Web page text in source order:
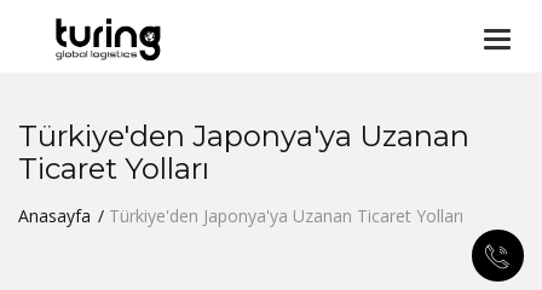
Türkiye'den Japonya'ya Uzanan
Ticaret Yolları
Anasayfa Türkiye'den Japonya'ya Uzanan Ticaret Yolları